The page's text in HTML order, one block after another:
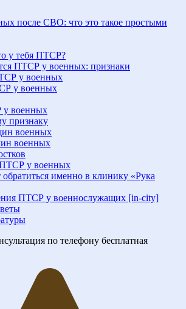
после СВО: что это такое простыми
у тебя ПТСР?
ПТСР у военных: признаки
у военных
у военных
у военных
признаку
военных
военных
у военных
именно в клинику «Рука
ПТСР у военнослужащих [in-city]
по телефону бесплатная